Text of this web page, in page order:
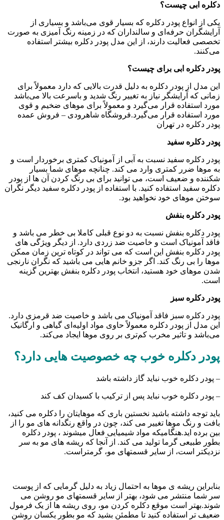
پودر دکلره که بسیار قوی می‌باشد و بسیاری از
و سالنداران که در زمینه رنگ آمیزی به صورت
دارند، از این مدل پودر دکلره بیشتر استفاده
ابی برای چیست؟
دکلره به دلیل قدرت بالایی که دارد معمولاً برای
نیاز به تغییر رنگ شدید و باسرعت بالا می‌باشد
قرار می‌گیرد و معمولاً برای موهای ضخیم و قوی
قرار می‌گیرد.فروشگاه شاهرودی – فروش عمده
تهران
سفید نسبت به آبی از آمونیاک کمتری برخوردار است و
کمتری وارد می کند. چنانچه موهای شما بسیار
است، می توانید برای بی رنگ کردن آن ها از پودر
کنید. با استفاده از پودر دکلره سفید دیگر نگران
خود نخواهید بود.
بنفش نسبت به دو نوع قبلی کاملا بی خطر می باشد و
است و خاصیت ضد زردی دارد. از دیگر ویژگی های
بنفش این است که می تواند در کوتاه ترین زمان ممکن
کند. اگر جزو خانم هایی می باشید که نگران نارنجی
هستید، انتخاب پودر دکلره بنفش بهترین گزینه
سبز
سبز فاقد آمونیاک می باشد و خاصیت ضد قرمزی دارد.
دکلره معمولاً حاوی مواد اولیه‌ای گیاهی و ارگانیک
مخرب کم‌تری بر روی موها ایجاد می‌کند.
خوب چه خصوصیت هایی دارد؟
خوب نباید گاز داشته باشد
خوب نباید پس از ترکیب با کسیدان کف کند
باشید نخستین باری که موهایتان را دکلره می کنید،
تغییر می کند، چون در واقع رنگدانه های مو را از
مواد شیمیایی فعال میشوند ، پودر دکلره
گرما تولید می کند. از آنجا که ریشه های مو به سر
از سایر قسمتهای مو، گرمتراست.
ی موها به احتمال زیاد به دلیل گرمایی که از پوست
می شود، بهتر از سایر قسمتهای مو روشن می
موقع دکلره کردن مو، روی ریشه ها از یک فرمول
کنید تا مطمئن بشید که مو بطور یکسان روشن